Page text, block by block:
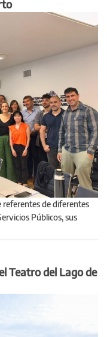
Públicos, sus
Teatro del Lago de